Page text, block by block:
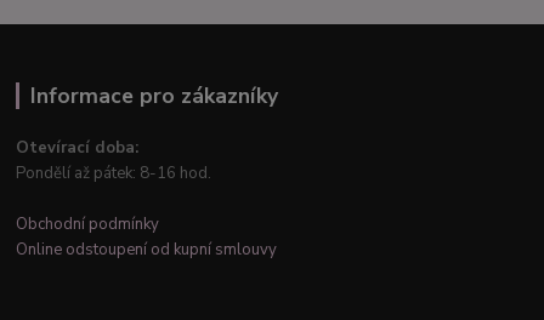
Informace pro zákazníky
Otevírací doba:
Pondělí až pátek: 8-16 hod.
Obchodní podmínky
Online odstoupení od kupní smlouvy